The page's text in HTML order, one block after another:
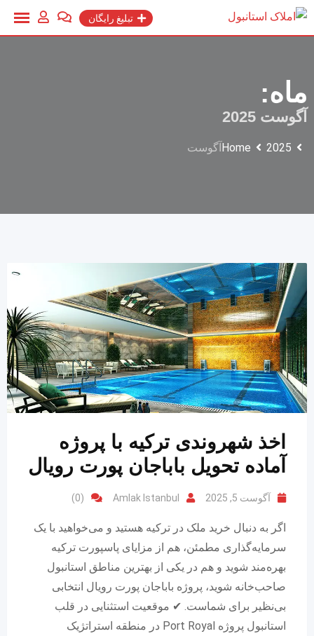
Skip
تبلیغ رایگان
ماه:
آگوست 2025
Home 2025 آگوست
اخذ شهروندی ترکیه با پروژه
آماده تحویل باباجان پورت رویال
آگوست 5, 2025 Amlak Istanbul
(0)
اگر به دنبال خرید ملک در ترکیه هستید و می‌خواهید با یک
سرمایه‌گذاری مطمئن، هم از مزایای پاسپورت ترکیه
بهره‌مند شوید و هم در یکی از بهترین مناطق استانبول
صاحب‌خانه شوید، پروژه باباجان پورت رویال انتخابی
بی‌نظیر برای شماست. ✔ موقعیت استثنایی در قلب
استانبول پروژه Port Royal در منطقه استراتژیک